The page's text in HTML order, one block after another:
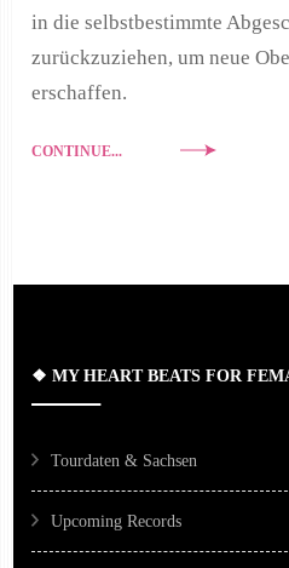
in die selbstbestimmte
zurückzuziehen, um neue
erschaffen.
CONTINUE...
❖ MY HEART BEATS FOR
Tourdaten & Sachsen
Upcoming Records